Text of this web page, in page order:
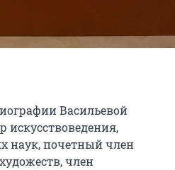
Васильевой
искусствоведения,
наук, почетный член
член